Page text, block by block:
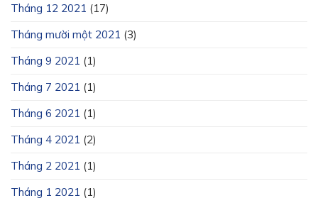
Tháng 12 2021 (17)
Tháng mười một 2021 (3)
Tháng 9 2021 (1)
Tháng 7 2021 (1)
Tháng 6 2021 (1)
Tháng 4 2021 (2)
Tháng 2 2021 (1)
Tháng 1 2021 (1)